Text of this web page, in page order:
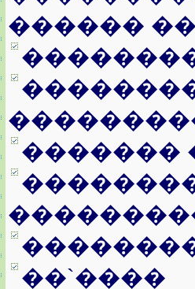
������
�������
��`����